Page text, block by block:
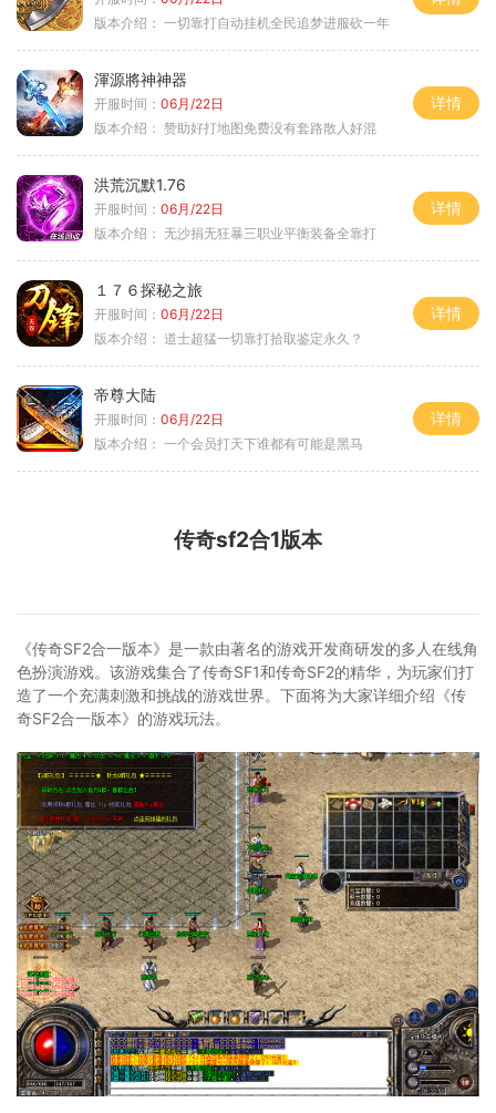
版本介绍： 一切靠打自动挂机全民追梦进服砍一年
渾源將神神器
开服时间： 06月/22日
版本介绍： 赞助好打地图免费没有套路散人好混
详情
洪荒沉默1.76
开服时间： 06月/22日
版本介绍： 无沙捐无狂暴三职业平衡装备全靠打
详情
１７６探秘之旅
开服时间： 06月/22日
版本介绍： 道士超猛一切靠打拾取鉴定永久？
详情
帝尊大陆
开服时间： 06月/22日
版本介绍： 一个会员打天下谁都有可能是黑马
详情
传奇sf2合1版本
《传奇SF2合一版本》是一款由著名的游戏开发商研发的多人在线角
色扮演游戏。该游戏集合了传奇SF1和传奇SF2的精华，为玩家们打
造了一个充满刺激和挑战的游戏世界。下面将为大家详细介绍《传
奇SF2合一版本》的游戏玩法。